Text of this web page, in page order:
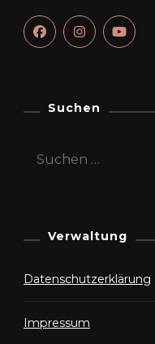
Suchen
Suchen
Verwaltung
Datenschutzerklärung
Impressum